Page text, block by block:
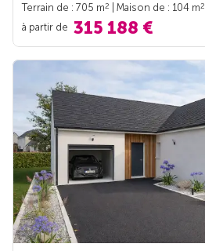
Terrain de : 705 m2 | Maison de : 104 m2
à partir de 315 188 €